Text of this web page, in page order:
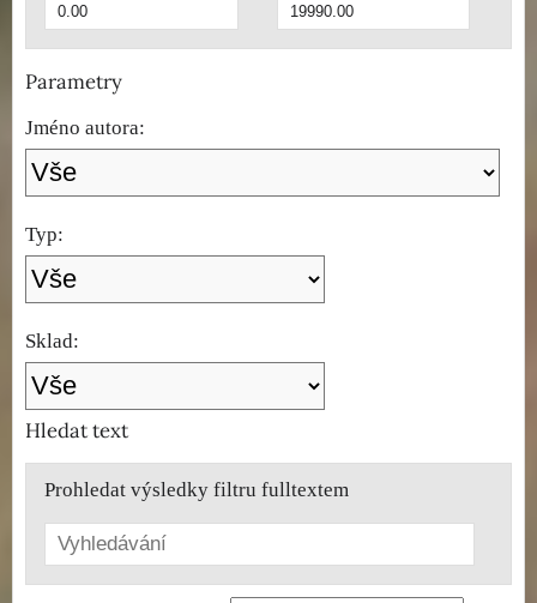
Parametry
Jméno autora:
Typ:
Sklad:
Hledat text
Prohledat výsledky filtru fulltextem